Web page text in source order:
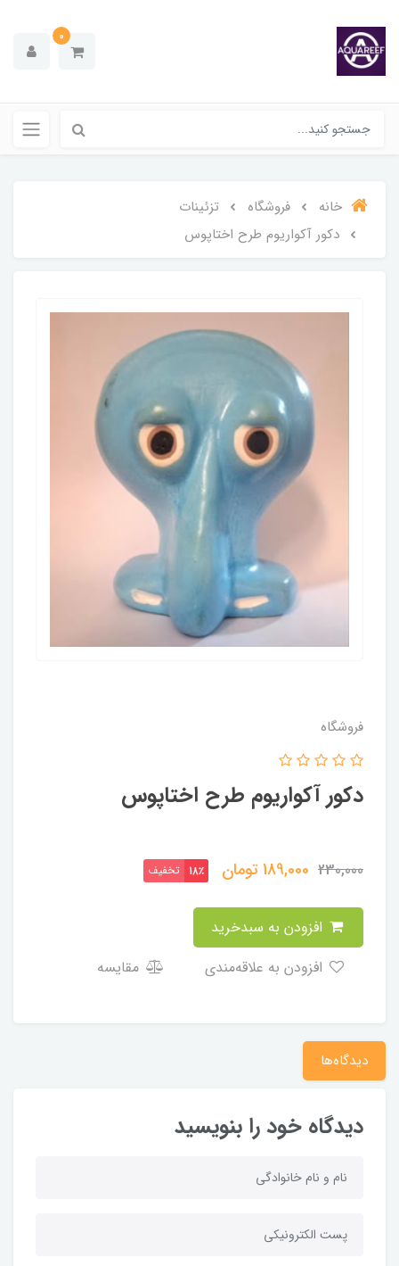
0
خانه فروشگاه
تزئینات
دکور آکواریوم طرح اختاپوس
فروشگاه
دکور آکواریوم طرح اختاپوس
230,000
189,000تومان 18٪ تخفیف
مقایسه
دیدگاه‌ها
دیدگاه خود را بنویسید